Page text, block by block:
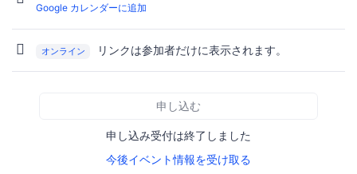
Google カレンダーに追加
オンライン リンクは参加者だけに表示されます。
申し込む
申し込み受付は終了しました
今後イベント情報を受け取る